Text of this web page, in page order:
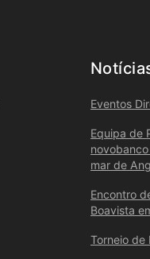
Eventos
Equipa de
mar de
Encontro
Boavista
Torneio de